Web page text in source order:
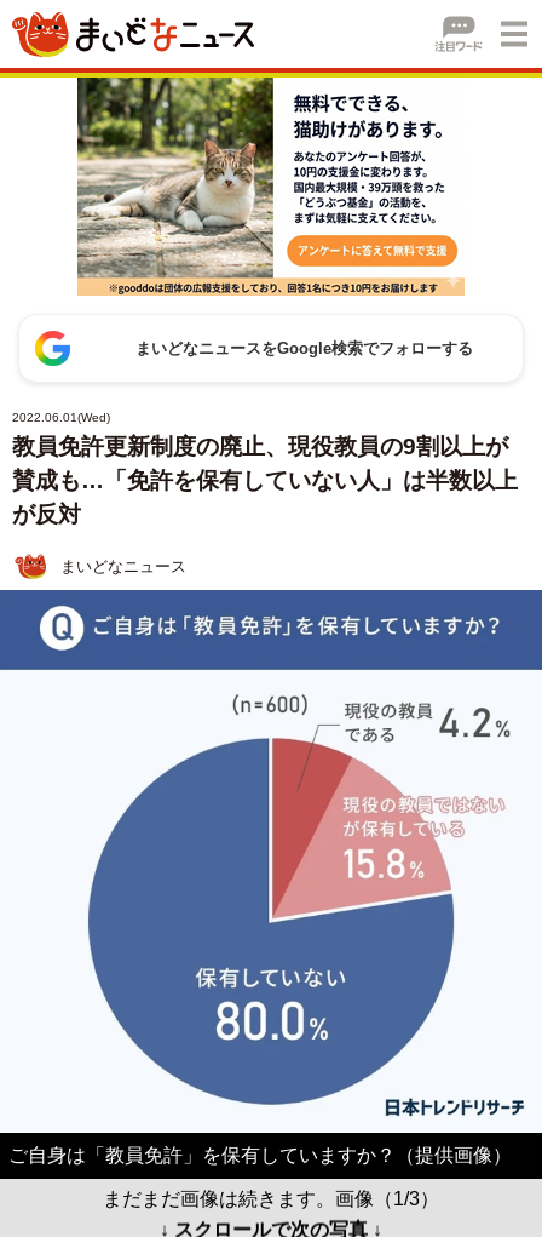
まいどなニュースをGoogle検索でフォローする
2022.06.01(Wed)
教員免許更新制度の廃止、現役教員の9割以上が
賛成も…「免許を保有していない人」は半数以上
が反対
まいどなニュース
ご自身は「教員免許」を保有していますか？（提供画像）
まだまだ画像は続きます。画像（1/3）
↓ スクロールで次の写真 ↓